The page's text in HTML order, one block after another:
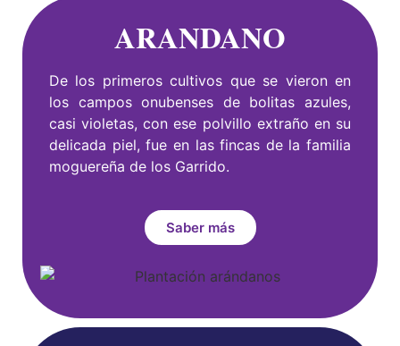
ARANDANO
De los primeros cultivos que se vieron en
los campos onubenses de bolitas azules,
casi violetas, con ese polvillo extraño en su
delicada piel, fue en las fincas de la familia
moguereña de los Garrido.
Saber más